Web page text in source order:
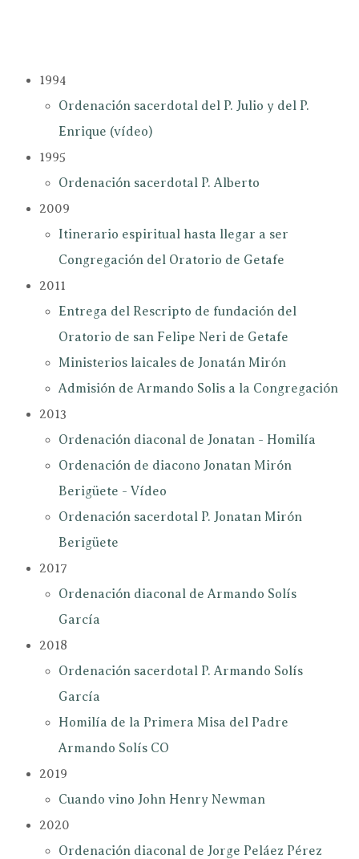
1994
Ordenación sacerdotal del P. Julio y del P.
Enrique (vídeo)
1995
Ordenación sacerdotal P. Alberto
2009
Itinerario espiritual hasta llegar a ser
Congregación del Oratorio de Getafe
2011
Entrega del Rescripto de fundación del
Oratorio de san Felipe Neri de Getafe
Ministerios laicales de Jonatán Mirón
Admisión de Armando Solis a la Congregación
2013
Ordenación diaconal de Jonatan - Homilía
Ordenación de diacono Jonatan Mirón
Berigüete - Vídeo
Ordenación sacerdotal P. Jonatan Mirón
Berigüete
2017
Ordenación diaconal de Armando Solís
García
2018
Ordenación sacerdotal P. Armando Solís
García
Homilía de la Primera Misa del Padre
Armando Solís CO
2019
Cuando vino John Henry Newman
2020
Ordenación diaconal de Jorge Peláez Pérez